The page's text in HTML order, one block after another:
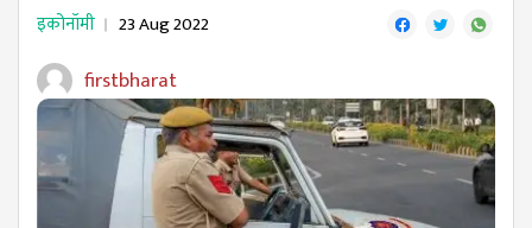
इकोनॉमी 23 Aug 2022
firstbharat